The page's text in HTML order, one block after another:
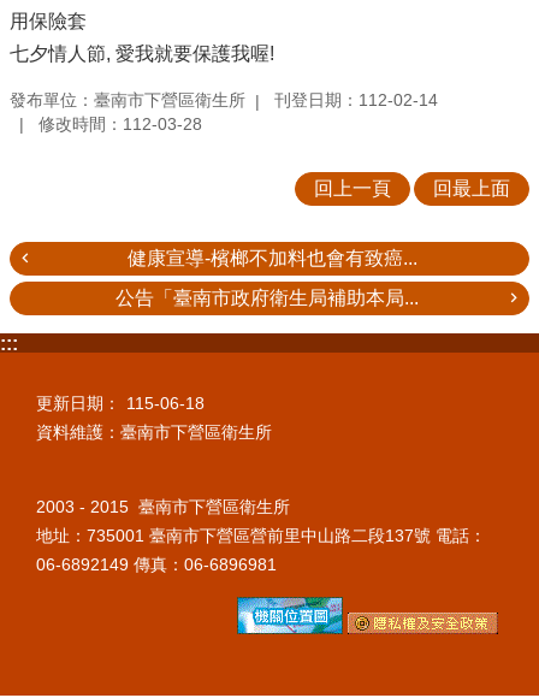
用保險套
七夕情人節, 愛我就要保護我喔!
發布單位：臺南市下營區衛生所
刊登日期：112-02-14
修改時間：112-03-28
回上一頁 回最上面
健康宣導-檳榔不加料也會有致癌...
公告「臺南市政府衛生局補助本局...
:::
更新日期：
115-06-18
資料維護：臺南市下營區衛生所
2003 - 2015 臺南市下營區衛生所
地址：735001 臺南市下營區營前里中山路二段137號 電話：
06-6892149 傳真：06-6896981